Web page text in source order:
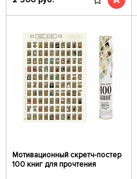
Мотивационный скретч-постер
100 книг для прочтения